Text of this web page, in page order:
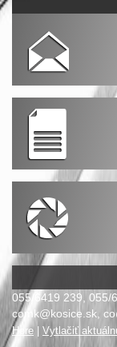
055/6419 239, 055/
comk@kosice.sk
Hore Vytlačiť